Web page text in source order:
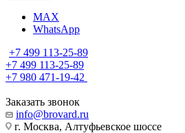
MAX
WhatsApp
+7 499 113-25-89
+7 499 113-25-89
+7 980 471-19-42
Заказать звонок
info@brovard.ru
г. Москва, Алтуфьевское шоссе